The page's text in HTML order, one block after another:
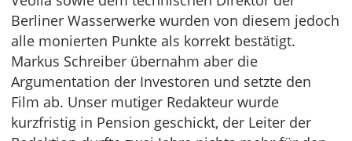
Berliner Wasserwerke wurden von diesem jedoch
alle monierten Punkte als korrekt bestätigt.
Markus Schreiber übernahm aber die
Argumentation der Investoren und setzte den
Film ab. Unser mutiger Redakteur wurde
kurzfristig in Pension geschickt, der Leiter der